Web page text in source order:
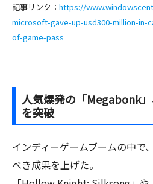
記事リンク： https://
microsoft-gave-up-usd300-million-in-
of-game-pass
人気爆発の「Megabonk
を突破
インディーゲームブームの中で
べき成果を上げた。